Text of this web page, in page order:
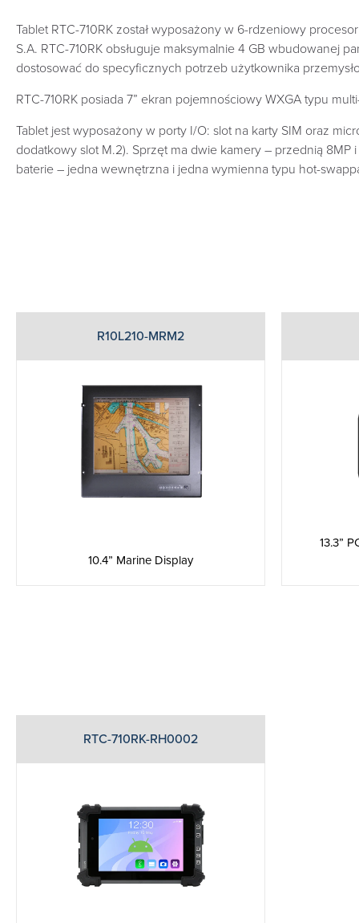
Tablet RTC-710RK został wyposażony w 6-rdzeniowy
S.A. RTC-710RK obsługuje maksymalnie 4 GB wbudowanej
dostosować do specyficznych potrzeb użytkownika
RTC-710RK posiada 7” ekran pojemnościowy WXGA typu
Tablet jest wyposażony w porty I/O: slot na karty SIM oraz
dodatkowy slot M.2). Sprzęt ma dwie kamery – przednią
baterie – jedna wewnętrzna i jedna wymienna typu hot-
R10L210-MRM2
10.4” Marine Display
13.3”
RTC-710RK-RH0002